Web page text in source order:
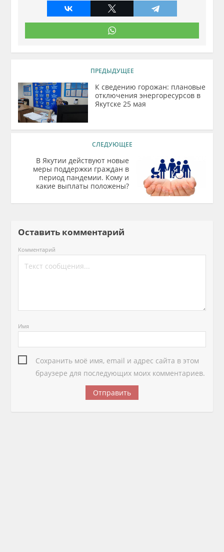
ПРЕДЫДУЩЕЕ
К сведению горожан: плановые
отключения энергоресурсов в
Якутске 25 мая
СЛЕДУЮЩЕЕ
В Якутии действуют новые
меры поддержки граждан в
период пандемии. Кому и
какие выплаты положены?
Оставить комментарий
Комментарий
Имя
Сохранить моё имя, email и адрес сайта в этом
браузере для последующих моих комментариев.